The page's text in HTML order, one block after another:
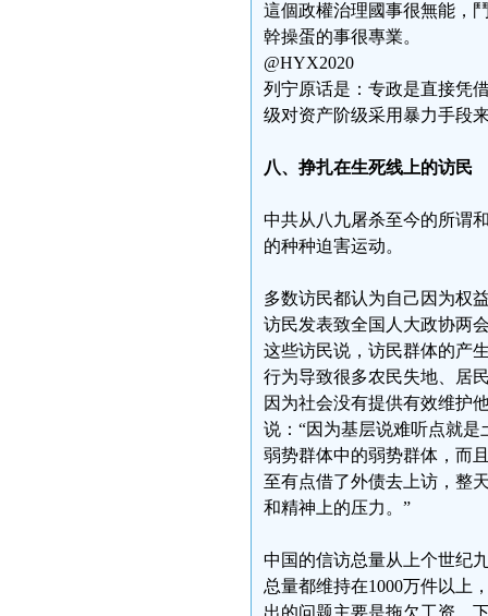
這個政權治理國事很無能，
幹操蛋的事很專業。
@HYX2020
列宁原话是：专政是直接凭
级对资产阶级采用暴力手段
八、挣扎在生死线上的访民
中共从八九屠杀至今的所谓
的种种迫害运动。
多数访民都认为自己因为权
访民发表致全国人大政协两
这些访民说，访民群体的产
行为导致很多农民失地、居
因为社会没有提供有效维护
说：“因为基层说难听点就
弱势群体中的弱势群体，而
至有点借了外债去上访，整
和精神上的压力。”
中国的信访总量从上个世纪
总量都维持在1000万件以上
出的问题主要是拖欠工资、